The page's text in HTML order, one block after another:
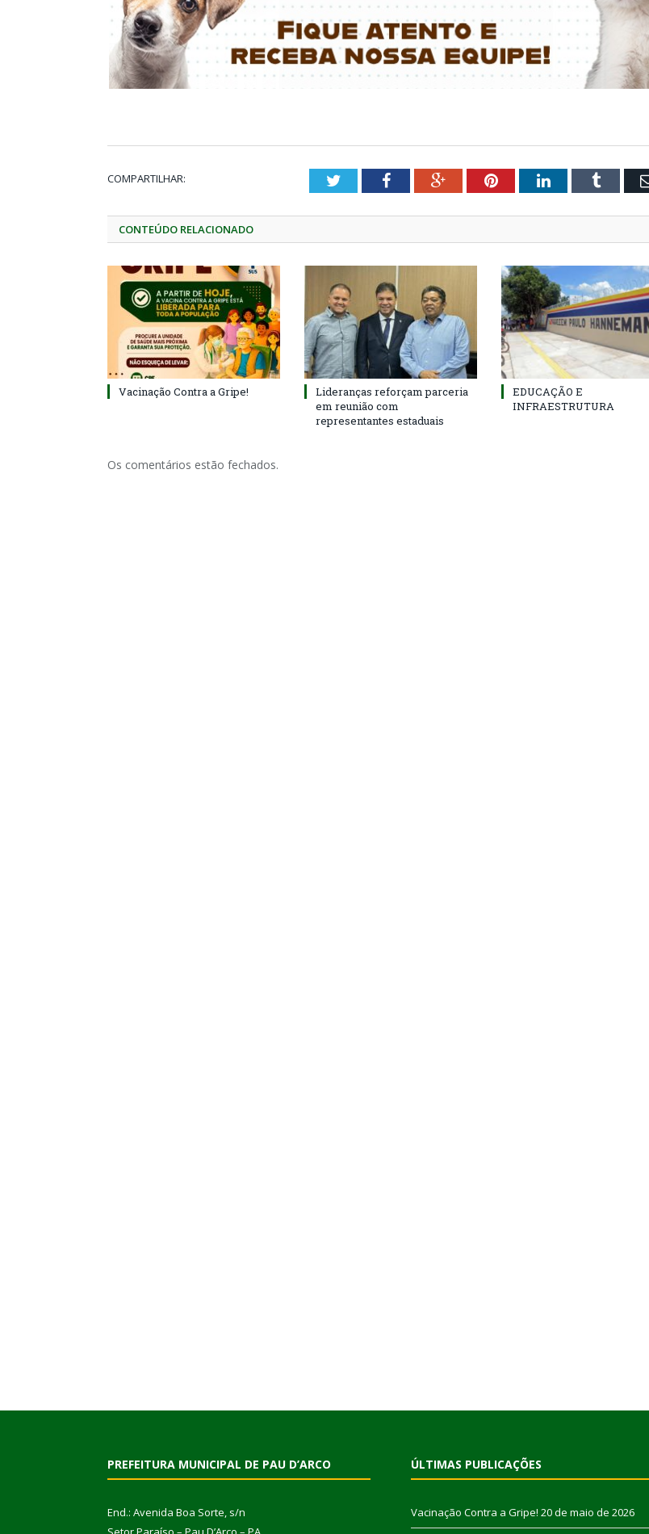
COMPARTILHAR: TwitterFacebookGoogle+PinterestLinkedInTumblr
CONTEÚDO RELACIONADO
Vacinação Contra a Gripe!
Lideranças reforçam parceria
em reunião com
representantes estaduais
EDUCAÇÃO E
INFRAESTRUTURA
Os comentários estão fechados.
PREFEITURA MUNICIPAL DE PAU D’ARCO
End.: Avenida Boa Sorte, s/n
ÚLTIMAS PUBLICAÇÕES
Vacinação Contra a Gripe! 20 de maio de 2026